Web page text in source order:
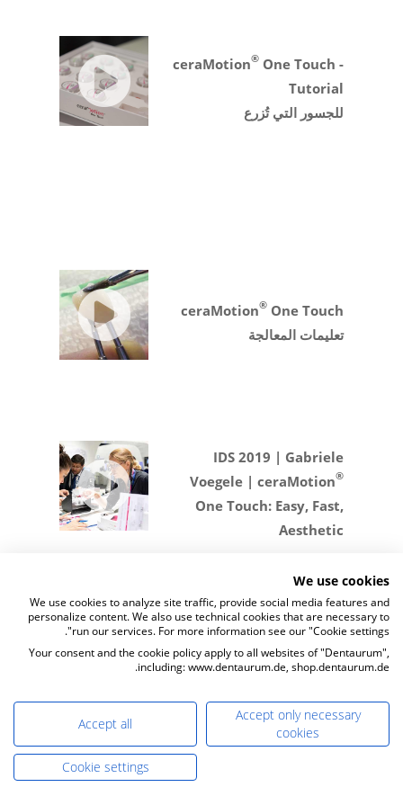
ceraMotion®One Touch -
Tutorial
للجسور التي تُزرع
ceraMotion®One Touch
تعليمات المعالجة
IDS 2019 | Gabriele
Voegele | ceraMotion®
One Touch: Easy, Fast,
Aesthetic
ceraMotion®OneTouch No
Limits - The First Layered
Ceramics in Pastes | IDS
2019
We use cookies
We use cookies to analyze site traffic, provide social media features and
personalize content. We also use technical cookies that are necessary to
run our services. For more information see our "Cookie settings".
Your consent and the cookie policy apply to all websites of "Dentaurum",
including: www.dentaurum.de, shop.dentaurum.de.
Accept all
Accept only necessary
cookies
Cookie settings